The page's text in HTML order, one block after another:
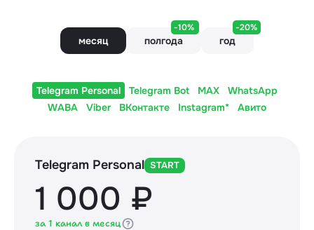
месяц полгода
-10%
год
-20%
Telegram Personal Telegram Bot MAX
WhatsApp
WABA
Viber ВКонтакте Instagram* Авито
Telegram Personal START
1 000 ₽
за 1 канал в месяц